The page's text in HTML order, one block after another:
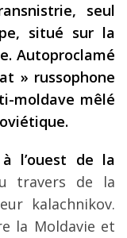
seul
situé sur la
Autoproclamé
» russophone
moldave mêlé
l’ouest de la
travers de la
kalachnikov.
la Moldavie et